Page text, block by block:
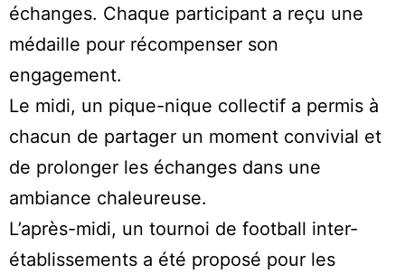
échanges. Chaque participant a reçu une
médaille pour récompenser son
engagement.
Le midi, un pique-nique collectif a permis à
chacun de partager un moment convivial et
de prolonger les échanges dans une
ambiance chaleureuse.
L’après-midi, un tournoi de football inter-
établissements a été proposé pour les